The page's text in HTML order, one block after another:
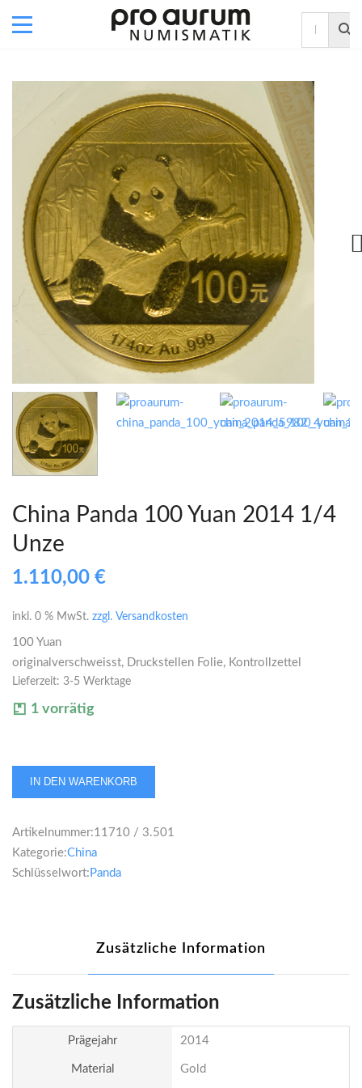
China Panda 100 Yuan 2014 1/4
Unze
1.110,00 €
inkl. 0 % MwSt. zzgl. Versandkosten
100 Yuan
originalverschweisst, Druckstellen Folie, Kontrollzettel
Lieferzeit: 3-5 Werktage
1 vorrätig
China
Yuan
2014
1/4
IN DEN WARENKORB
Artikelnummer:11710 / 3.501
Kategorie:China
Schlüsselwort: Panda
Zusätzliche Information
Zusätzliche Information
Prägejahr 2014
Material Gold